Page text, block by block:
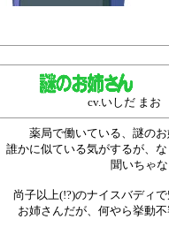
cv.いしだ まお
薬局で働いている、謎の
誰かに似ている気がするが、
聞いちゃ
尚子以上(!?)のナイスバディ
お姉さんだが、何やら挙動